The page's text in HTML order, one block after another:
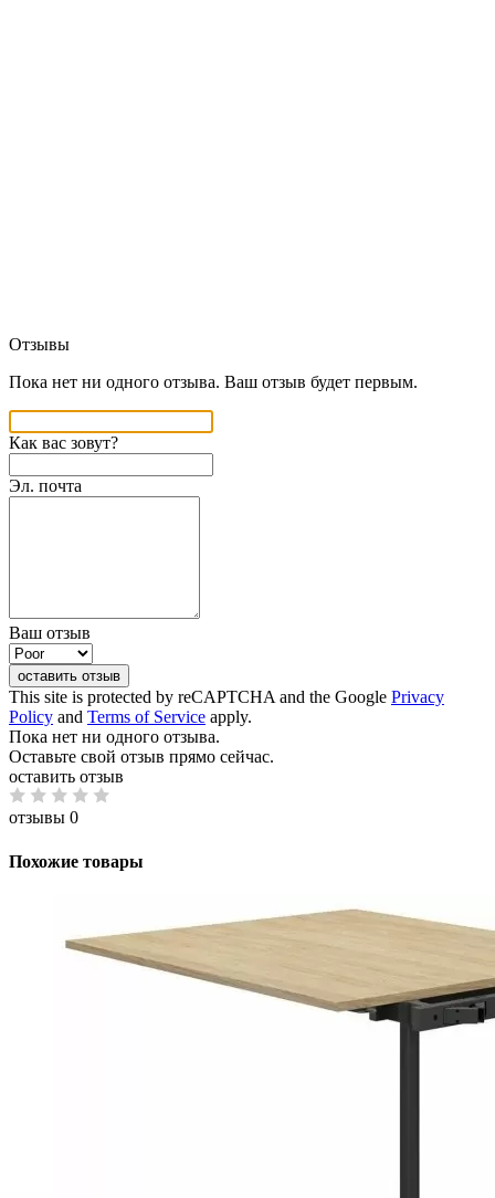
Отзывы
Пока нет ни одного отзыва. Ваш отзыв будет первым.
Как вас зовут?
Эл. почта
Ваш отзыв
оставить отзыв
This site is protected by reCAPTCHA and the Google Privacy
Policy and Terms of Service apply.
Пока нет ни одного отзыва.
Оставьте свой отзыв прямо сейчас.
оставить отзыв
отзывы 0
Похожие товары